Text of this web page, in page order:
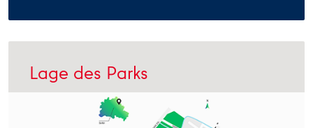
Lage des Parks